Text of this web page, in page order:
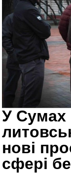
У Сумах
нові
сфері